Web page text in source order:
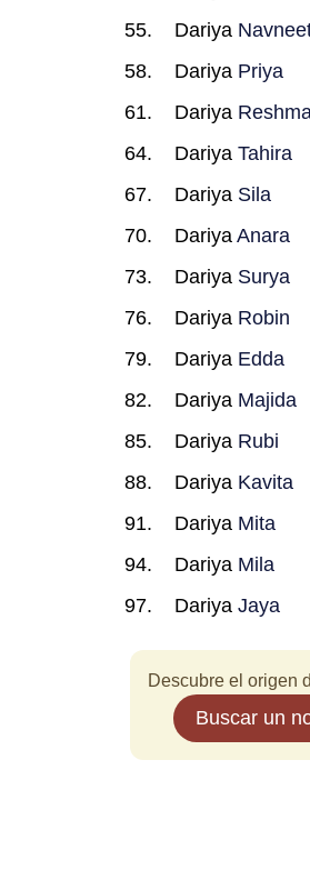
Dariya
Dariya Priya
Dariya
Dariya Tahira
Dariya Sila
Dariya Anara
Dariya Surya
Dariya Robin
Dariya Edda
Dariya Majida
Dariya Rubi
Dariya Kavita
Dariya Mita
Dariya Mila
Dariya Jaya
Descubre el origen
Buscar un